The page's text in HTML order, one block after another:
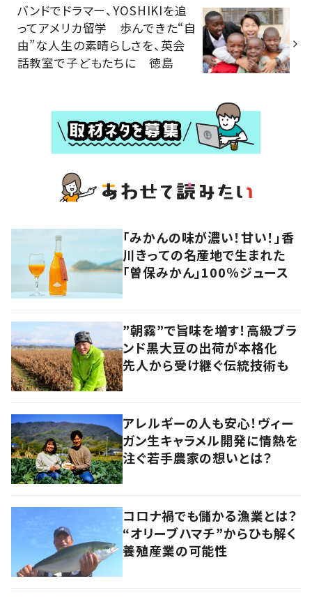
バンドでドラマー、YOSHIKIを追
ってアメリカ留学 歩んできた“自
由”な人生の素晴らしさを、英会
話教室で子どもたちに 徳島
「みかんの味が濃い！甘い！」香
川きっての名産地で生まれた
「曽保みかん」100％ジュース
”朝霧”で旨味を増す！高級ブラ
ンド黒大豆の出荷が本格化
先人から受け継ぐ伝統技術も
アレルギーの人も安心！ヴィー
ガン生キャラメル開発に情熱を
注ぐ若手農家の想いとは？
コロナ禍でも儲かる漁業とは？
“オリーブハマチ”からひも解く
養殖産業の可能性